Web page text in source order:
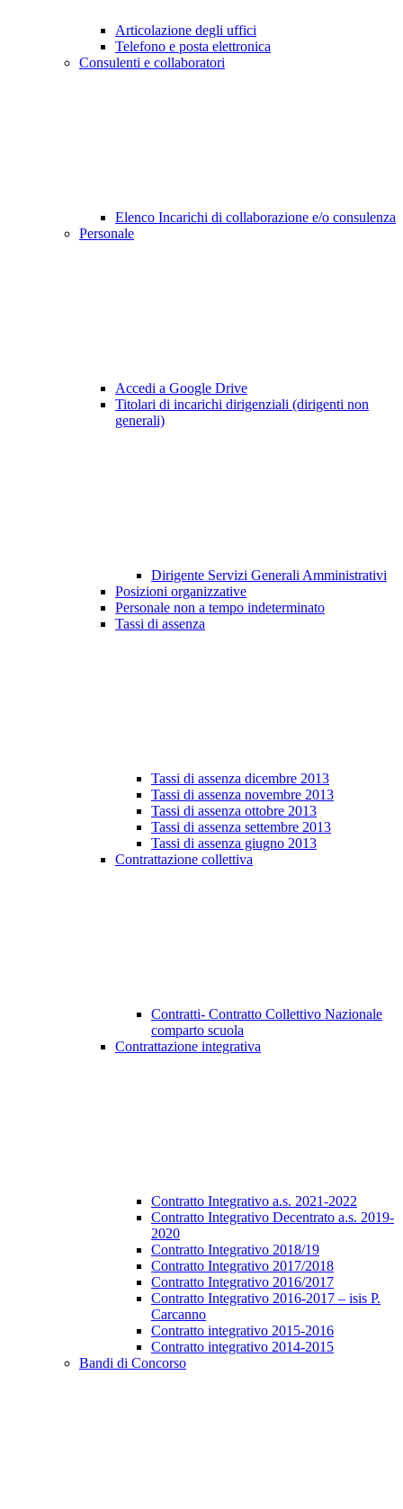
Articolazione degli uffici
Telefono e posta elettronica
Consulenti e collaboratori
Elenco Incarichi di collaborazione e/o consulenza
Personale
Accedi a Google Drive
Titolari di incarichi dirigenziali (dirigenti non
generali)
Dirigente Servizi Generali Amministrativi
Posizioni organizzative
Personale non a tempo indeterminato
Tassi di assenza
Tassi di assenza dicembre 2013
Tassi di assenza novembre 2013
Tassi di assenza ottobre 2013
Tassi di assenza settembre 2013
Tassi di assenza giugno 2013
Contrattazione collettiva
Contratti- Contratto Collettivo Nazionale
comparto scuola
Contrattazione integrativa
Contratto Integrativo a.s. 2021-2022
Contratto Integrativo Decentrato a.s. 2019-
2020
Contratto Integrativo 2018/19
Contratto Integrativo 2017/2018
Contratto Integrativo 2016/2017
Contratto Integrativo 2016-2017 – isis P.
Carcanno
Contratto integrativo 2015-2016
Contratto integrativo 2014-2015
Bandi di Concorso